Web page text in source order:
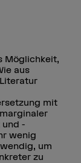
Möglichkeit,
aus
mit
-
wenig
um
zu